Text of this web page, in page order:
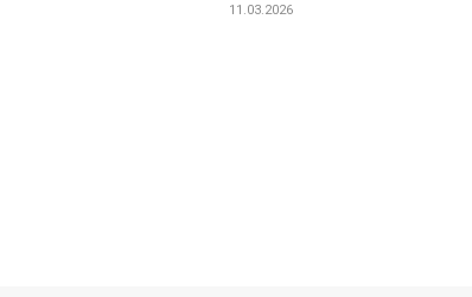
11.03.2026